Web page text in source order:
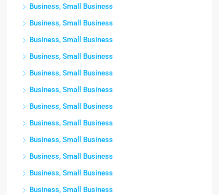
Business, Small Business
Business, Small Business
Business, Small Business
Business, Small Business
Business, Small Business
Business, Small Business
Business, Small Business
Business, Small Business
Business, Small Business
Business, Small Business
Business, Small Business
Business, Small Business